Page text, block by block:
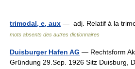
trimodal, e, aux — adj. Relatif à la
mots absents des autres dictionnaires
Duisburger Hafen AG — Rechtsform
Gründung 29.Sep. 1926 Sitz Duisburg,